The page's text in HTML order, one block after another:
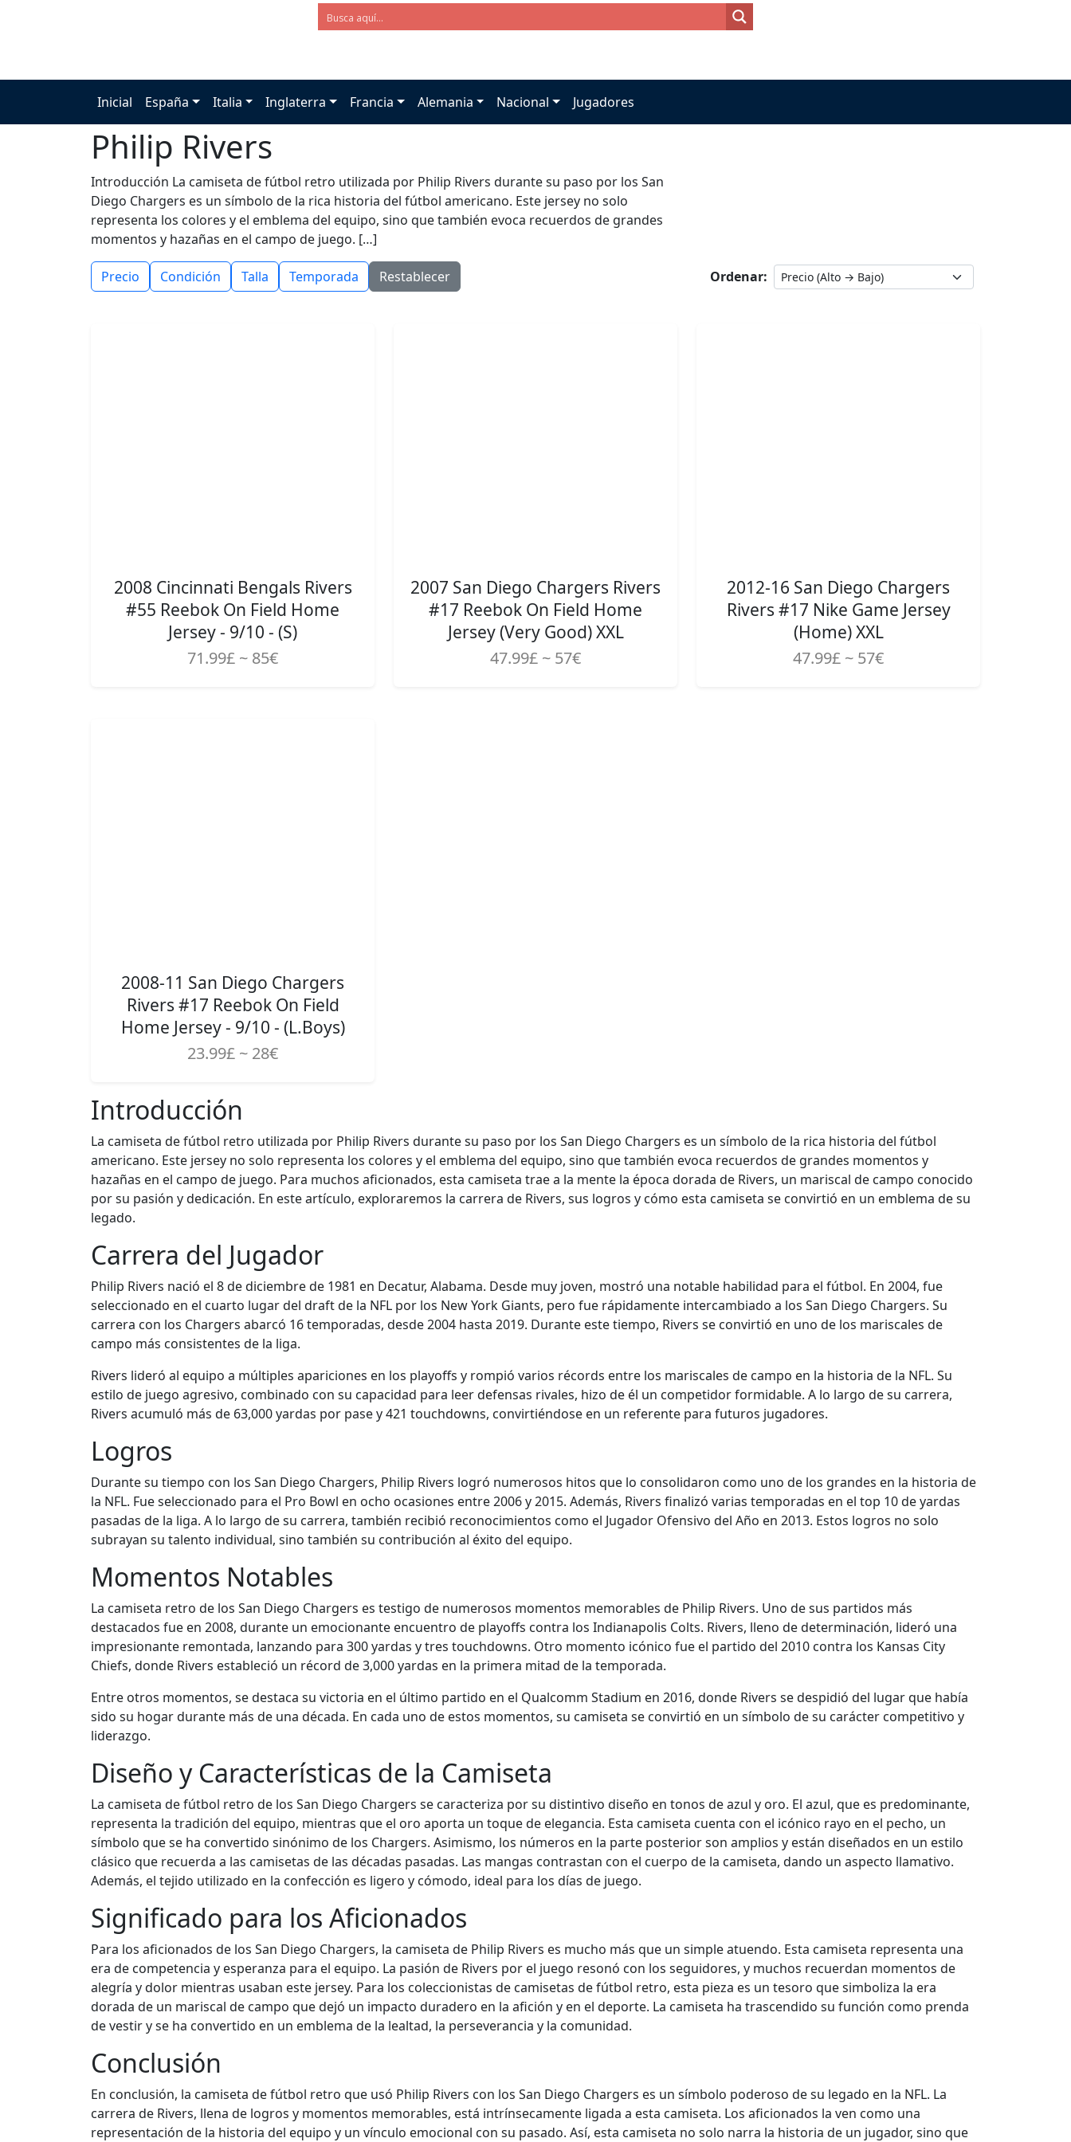
Inicial España Italia Inglaterra Francia Alemania Nacional Jugadores
Philip Rivers
Introducción La camiseta de fútbol retro utilizada por Philip Rivers durante su paso por los San
Diego Chargers es un símbolo de la rica historia del fútbol americano. Este jersey no solo
representa los colores y el emblema del equipo, sino que también evoca recuerdos de grandes
momentos y hazañas en el campo de juego. […]
Precio Condición Talla Temporada Restablecer Ordenar:
2008 Cincinnati Bengals Rivers
#55 Reebok On Field Home
Jersey - 9/10 - (S)
71.99£ ~ 85€
2007 San Diego Chargers Rivers
#17 Reebok On Field Home
Jersey (Very Good) XXL
47.99£ ~ 57€
2012-16 San Diego Chargers
Rivers #17 Nike Game Jersey
(Home) XXL
47.99£ ~ 57€
2008-11 San Diego Chargers
Rivers #17 Reebok On Field
Home Jersey - 9/10 - (L.Boys)
23.99£ ~ 28€
Introducción
La camiseta de fútbol retro utilizada por Philip Rivers durante su paso por los San Diego Chargers es un símbolo de la rica historia del fútbol
americano. Este jersey no solo representa los colores y el emblema del equipo, sino que también evoca recuerdos de grandes momentos y
hazañas en el campo de juego. Para muchos aficionados, esta camiseta trae a la mente la época dorada de Rivers, un mariscal de campo conocido
por su pasión y dedicación. En este artículo, exploraremos la carrera de Rivers, sus logros y cómo esta camiseta se convirtió en un emblema de su
legado.
Carrera del Jugador
Philip Rivers nació el 8 de diciembre de 1981 en Decatur, Alabama. Desde muy joven, mostró una notable habilidad para el fútbol. En 2004, fue
seleccionado en el cuarto lugar del draft de la NFL por los New York Giants, pero fue rápidamente intercambiado a los San Diego Chargers. Su
carrera con los Chargers abarcó 16 temporadas, desde 2004 hasta 2019. Durante este tiempo, Rivers se convirtió en uno de los mariscales de
campo más consistentes de la liga.
Rivers lideró al equipo a múltiples apariciones en los playoffs y rompió varios récords entre los mariscales de campo en la historia de la NFL. Su
estilo de juego agresivo, combinado con su capacidad para leer defensas rivales, hizo de él un competidor formidable. A lo largo de su carrera,
Rivers acumuló más de 63,000 yardas por pase y 421 touchdowns, convirtiéndose en un referente para futuros jugadores.
Logros
Durante su tiempo con los San Diego Chargers, Philip Rivers logró numerosos hitos que lo consolidaron como uno de los grandes en la historia de
la NFL. Fue seleccionado para el Pro Bowl en ocho ocasiones entre 2006 y 2015. Además, Rivers finalizó varias temporadas en el top 10 de yardas
pasadas de la liga. A lo largo de su carrera, también recibió reconocimientos como el Jugador Ofensivo del Año en 2013. Estos logros no solo
subrayan su talento individual, sino también su contribución al éxito del equipo.
Momentos Notables
La camiseta retro de los San Diego Chargers es testigo de numerosos momentos memorables de Philip Rivers. Uno de sus partidos más
destacados fue en 2008, durante un emocionante encuentro de playoffs contra los Indianapolis Colts. Rivers, lleno de determinación, lideró una
impresionante remontada, lanzando para 300 yardas y tres touchdowns. Otro momento icónico fue el partido del 2010 contra los Kansas City
Chiefs, donde Rivers estableció un récord de 3,000 yardas en la primera mitad de la temporada.
Entre otros momentos, se destaca su victoria en el último partido en el Qualcomm Stadium en 2016, donde Rivers se despidió del lugar que había
sido su hogar durante más de una década. En cada uno de estos momentos, su camiseta se convirtió en un símbolo de su carácter competitivo y
liderazgo.
Diseño y Características de la Camiseta
La camiseta de fútbol retro de los San Diego Chargers se caracteriza por su distintivo diseño en tonos de azul y oro. El azul, que es predominante,
representa la tradición del equipo, mientras que el oro aporta un toque de elegancia. Esta camiseta cuenta con el icónico rayo en el pecho, un
símbolo que se ha convertido sinónimo de los Chargers. Asimismo, los números en la parte posterior son amplios y están diseñados en un estilo
clásico que recuerda a las camisetas de las décadas pasadas. Las mangas contrastan con el cuerpo de la camiseta, dando un aspecto llamativo.
Además, el tejido utilizado en la confección es ligero y cómodo, ideal para los días de juego.
Significado para los Aficionados
Para los aficionados de los San Diego Chargers, la camiseta de Philip Rivers es mucho más que un simple atuendo. Esta camiseta representa una
era de competencia y esperanza para el equipo. La pasión de Rivers por el juego resonó con los seguidores, y muchos recuerdan momentos de
alegría y dolor mientras usaban este jersey. Para los coleccionistas de camisetas de fútbol retro, esta pieza es un tesoro que simboliza la era
dorada de un mariscal de campo que dejó un impacto duradero en la afición y en el deporte. La camiseta ha trascendido su función como prenda
de vestir y se ha convertido en un emblema de la lealtad, la perseverancia y la comunidad.
Conclusión
En conclusión, la camiseta de fútbol retro que usó Philip Rivers con los San Diego Chargers es un símbolo poderoso de su legado en la NFL. La
carrera de Rivers, llena de logros y momentos memorables, está intrínsecamente ligada a esta camiseta. Los aficionados la ven como una
representación de la historia del equipo y un vínculo emocional con su pasado. Así, esta camiseta no solo narra la historia de un jugador, sino que